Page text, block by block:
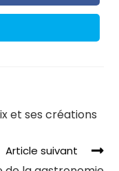
et ses créations
Article suivant